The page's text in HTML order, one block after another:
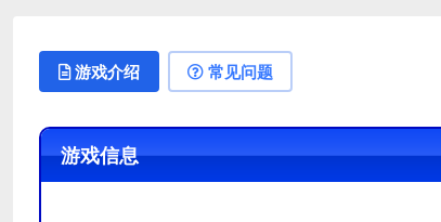
游戏介绍 常见问题
游戏信息